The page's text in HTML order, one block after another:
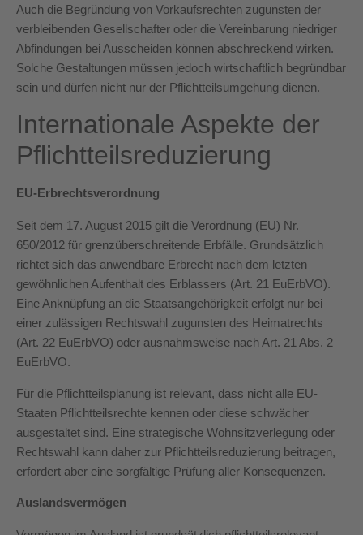
Auch die Begründung von Vorkaufsrechten zugunsten der
verbleibenden Gesellschafter oder die Vereinbarung niedriger
Abfindungen bei Ausscheiden können abschreckend wirken.
Solche Gestaltungen müssen jedoch wirtschaftlich begründbar
sein und dürfen nicht nur der Pflichtteilsumgehung dienen.
Internationale Aspekte der
Pflichtteilsreduzierung
EU-Erbrechtsverordnung
Seit dem 17. August 2015 gilt die Verordnung (EU) Nr.
650/2012 für grenzüberschreitende Erbfälle. Grundsätzlich
richtet sich das anwendbare Erbrecht nach dem letzten
gewöhnlichen Aufenthalt des Erblassers (Art. 21 EuErbVO).
Eine Anknüpfung an die Staatsangehörigkeit erfolgt nur bei
einer zulässigen Rechtswahl zugunsten des Heimatrechts
(Art. 22 EuErbVO) oder ausnahmsweise nach Art. 21 Abs. 2
EuErbVO.
Für die Pflichtteilsplanung ist relevant, dass nicht alle EU-
Staaten Pflichtteilsrechte kennen oder diese schwächer
ausgestaltet sind. Eine strategische Wohnsitzverlegung oder
Rechtswahl kann daher zur Pflichtteilsreduzierung beitragen,
erfordert aber eine sorgfältige Prüfung aller Konsequenzen.
Auslandsvermögen